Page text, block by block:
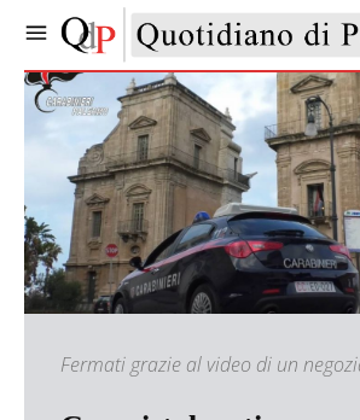
Fermati grazie al video di un